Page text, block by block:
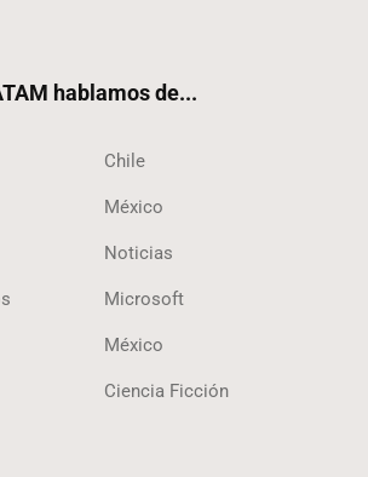
hablamos de...
Chile
México
Noticias
Microsoft
México
Ciencia Ficción